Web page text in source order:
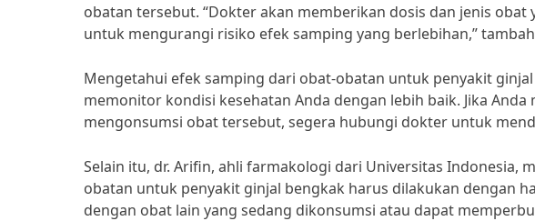
obatan tersebut. “Dokter akan memberikan dosis dan jenis
untuk mengurangi risiko efek samping yang berlebihan,”
Mengetahui efek samping dari obat-obatan untuk penyakit
memonitor kondisi kesehatan Anda dengan lebih baik. Jika
mengonsumsi obat tersebut, segera hubungi dokter untuk
Selain itu, dr. Arifin, ahli farmakologi dari Universitas Indonesia,
obatan untuk penyakit ginjal bengkak harus dilakukan dengan
dengan obat lain yang sedang dikonsumsi atau dapat